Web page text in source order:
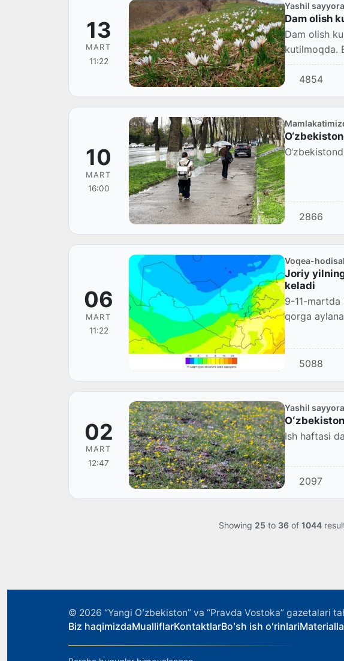
13
MART
11:22
Yashil sayyora
Dam olish
Dam olish
kutilmoqda.
4854
10
MART
16:00
2866
06
MART
11:22
Voqea-
Joriy
keladi
9-11-martda
qorga
5088
02
MART
12:47
Yashil sayyora
Ish haftasi
2097
Showing 25 to 36of 1044
© 2026 “Yangi Oʻzbekiston” va “Pravda Vostoka” gazetalari
Biz haqimizdaMualliflarKontaktlarBoʻsh ish oʻrinlari